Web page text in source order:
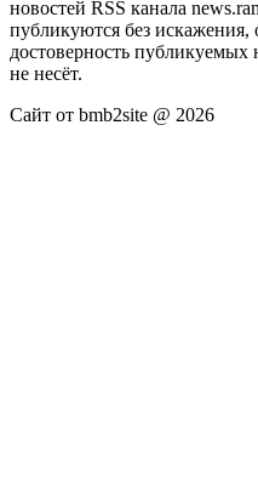
новостей RSS канала
публикуются без искажения,
достоверность
не несёт.
Сайт от bmb2site @ 2026